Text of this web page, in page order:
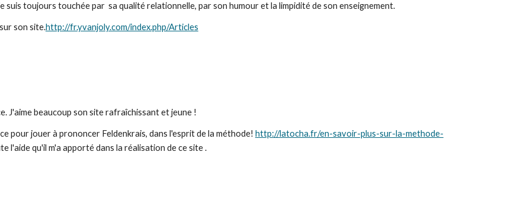
toujours touchée par  sa qualité relationnelle, par son humour et la limpidité de son enseignement.
son site.http://fr.yvanjoly.com/index.php/Articles
J'aime beaucoup son site rafraîchissant et jeune !
pour jouer à prononcer Feldenkrais, dans l'esprit de la méthode! http://latocha.fr/en-savoir-plus-sur-la-methode-
l'aide qu'il m'a apporté dans la réalisation de ce site .